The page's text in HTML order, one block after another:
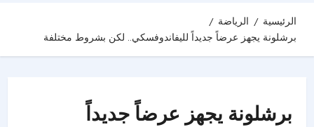
الرئيسية
الرياضة
برشلونة يجهز عرضاً جديداً لليفاندوفسكي.. لكن بشروط مختلفة
برشلونة يجهز عرضاً جديداً